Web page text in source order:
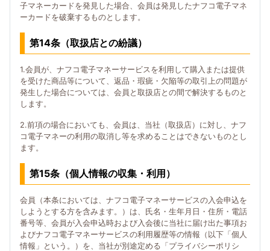
子マネーカードを発見した場合、会員は発見したナフコ電子マネ
ーカードを破棄するものとします。
第14条（取扱店との紛議）
1.会員が、ナフコ電子マネーサービスを利用して購入または提供
を受けた商品等について、返品・瑕疵・欠陥等の取引上の問題が
発生した場合については、会員と取扱店との間で解決するものと
します。
2.前項の場合においても、会員は、当社（取扱店）に対し、ナフ
コ電子マネーの利用の取消し等を求めることはできないものとし
ます。
第15条（個人情報の収集・利用）
会員（本条においては、ナフコ電子マネーサービスの入会申込を
しようとする方を含みます。）は、氏名・生年月日・住所・電話
番号等、会員が入会申込時および入会後に当社に届け出た事項お
よびナフコ電子マネーサービスの利用履歴等の情報（以下「個人
情報」という。）を、当社が別途定める「プライバシーポリシ